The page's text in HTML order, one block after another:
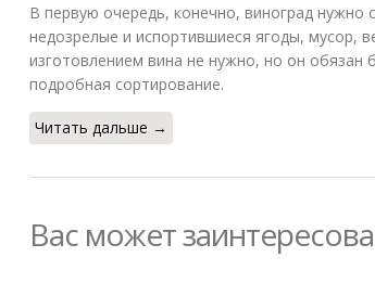
В первую очередь, конечно, виноград нужно
недозрелые и испортившиеся ягоды, мусор,
изготовлением вина не нужно, но он обязан
подробная сортирование.
Читать дальше →
Вас может